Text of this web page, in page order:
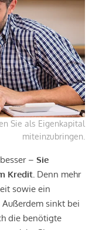
Sie als Eigenkapital
miteinzubringen.
– Sie
Kredit. Denn mehr
sowie ein
sinkt bei
die benötigte